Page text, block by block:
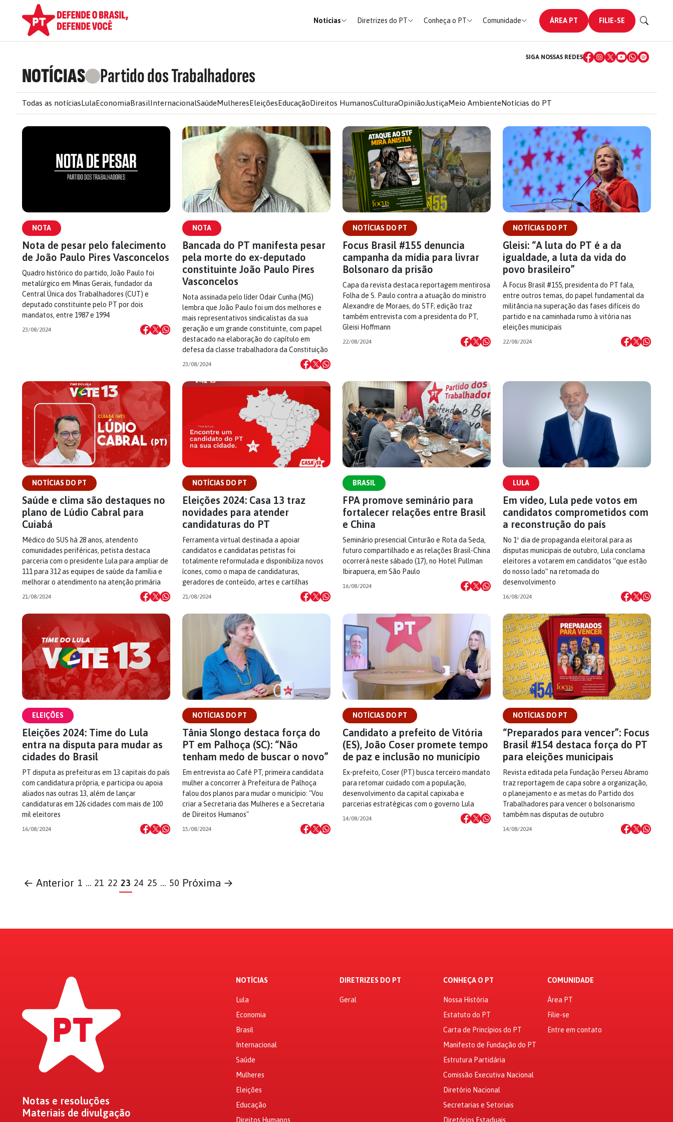
Notícias Diretrizes do PT Conheça o PT Comunidade ÁREA PT FILIE-SE
NOTÍCIAS Partido dos Trabalhadores
SIGA NOSSAS REDES
Todas as notíciasLulaEconomiaBrasilInternacionalSaúdeMulheresEleiçõesEducaçãoDireitos HumanosCulturaOpiniãoJustiçaMeio AmbienteNotícias do PT
NOTA
Nota de pesar pelo falecimento
de João Paulo Pires Vasconcelos
Quadro histórico do partido, João Paulo foi
metalúrgico em Minas Gerais, fundador da
Central Única dos Trabalhadores (CUT) e
deputado constituinte pelo PT por dois
mandatos, entre 1987 e 1994
23/08/2024
NOTA
Bancada do PT manifesta pesar
pela morte do ex-deputado
constituinte João Paulo Pires
Vasconcelos
Nota assinada pelo líder Odair Cunha (MG)
lembra que João Paulo foi um dos melhores e
mais representativos sindicalistas da sua
geração e um grande constituinte, com papel
destacado na elaboração do capítulo em
defesa da classe trabalhadora da Constituição
23/08/2024
NOTÍCIAS DO PT
Focus Brasil #155 denuncia
campanha da mídia para livrar
Bolsonaro da prisão
Capa da revista destaca reportagem mentirosa
Folha de S. Paulo contra a atuação do ministro
Alexandre de Moraes, do STF; edição traz
também entrevista com a presidenta do PT,
Gleisi Hoffmann
22/08/2024
NOTÍCIAS DO PT
Gleisi: “A luta do PT é a da
igualdade, a luta da vida do
povo brasileiro”
À Focus Brasil #155, presidenta do PT fala,
entre outros temas, do papel fundamental da
militância na superação das fases difíceis do
partido e na caminhada rumo à vitória nas
eleições municipais
22/08/2024
NOTÍCIAS DO PT
Saúde e clima são destaques no
plano de Lúdio Cabral para
Cuiabá
Médico do SUS há 28 anos, atendento
comunidades periféricas, petista destaca
parceria com o presidente Lula para ampliar de
111 para 312 as equipes de saúde da família e
melhorar o atendimento na atenção primária
21/08/2024
NOTÍCIAS DO PT
Eleições 2024: Casa 13 traz
novidades para atender
candidaturas do PT
Ferramenta virtual destinada a apoiar
candidatos e candidatas petistas foi
totalmente reformulada e disponibiliza novos
ícones, como o mapa de candidaturas,
geradores de conteúdo, artes e cartilhas
21/08/2024
BRASIL
FPA promove seminário para
fortalecer relações entre Brasil
e China
Seminário presencial Cinturão e Rota da Seda,
futuro compartilhado e as relações Brasil-China
ocorrerá neste sábado (17), no Hotel Pullman
Ibirapuera, em São Paulo
16/08/2024
LULA
Em vídeo, Lula pede votos em
candidatos comprometidos com
a reconstrução do país
No 1º dia de propaganda eleitoral para as
disputas municipais de outubro, Lula conclama
eleitores a votarem em candidatos “que estão
do nosso lado” na retomada do
desenvolvimento
16/08/2024
ELEIÇÕES
Eleições 2024: Time do Lula
entra na disputa para mudar as
cidades do Brasil
PT disputa as prefeituras em 13 capitais do país
com candidatura própria, e participa ou apoia
aliados nas outras 13, além de lançar
candidaturas em 126 cidades com mais de 100
mil eleitores
16/08/2024
NOTÍCIAS DO PT
Tânia Slongo destaca força do
PT em Palhoça (SC): “Não
tenham medo de buscar o novo”
Em entrevista ao Café PT, primeira candidata
mulher a concorrer à Prefeitura de Palhoça
falou dos planos para mudar o município: "Vou
criar a Secretaria das Mulheres e a Secretaria
de Direitos Humanos"
15/08/2024
NOTÍCIAS DO PT
Candidato a prefeito de Vitória
(ES), João Coser promete tempo
de paz e inclusão no município
Ex-prefeito, Coser (PT) busca terceiro mandato
para retomar cuidado com a população,
desenvolvimento da capital capixaba e
parcerias estratégicas com o governo Lula
14/08/2024
NOTÍCIAS DO PT
“Preparados para vencer”: Focus
Brasil #154 destaca força do PT
para eleições municipais
Revista editada pela Fundação Perseu Abramo
traz reportagem de capa sobre a organização,
o planejamento e as metas do Partido dos
Trabalhadores para vencer o bolsonarismo
também nas disputas de outubro
14/08/2024
← Anterior 1 … 21 22 23 24 25 … 50 Próxima →
Notas e resoluções
Materiais de divulgação
NOTÍCIAS
Lula
Economia
Brasil
Internacional
Saúde
Mulheres
Eleições
Educação
Direitos Humanos
DIRETRIZES DO PT
Geral
CONHEÇA O PT
Nossa História
Estatuto do PT
Carta de Princípios do PT
Manifesto de Fundação do PT
Estrutura Partidária
Comissão Executiva Nacional
Diretório Nacional
Secretarias e Setoriais
Diretórios Estaduais
COMUNIDADE
Área PT
Filie-se
Entre em contato